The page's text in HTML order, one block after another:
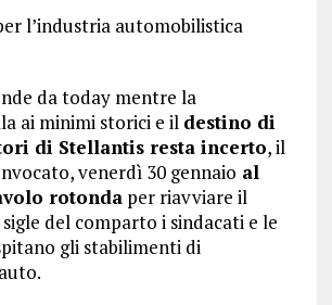
l’industria automobilistica
da today mentre la
ai minimi storici e il destino di
di Stellantis resta incerto, il
venerdì 30 gennaio al
rotondaper riavviare il
del comparto i sindacati e le
gli stabilimenti di